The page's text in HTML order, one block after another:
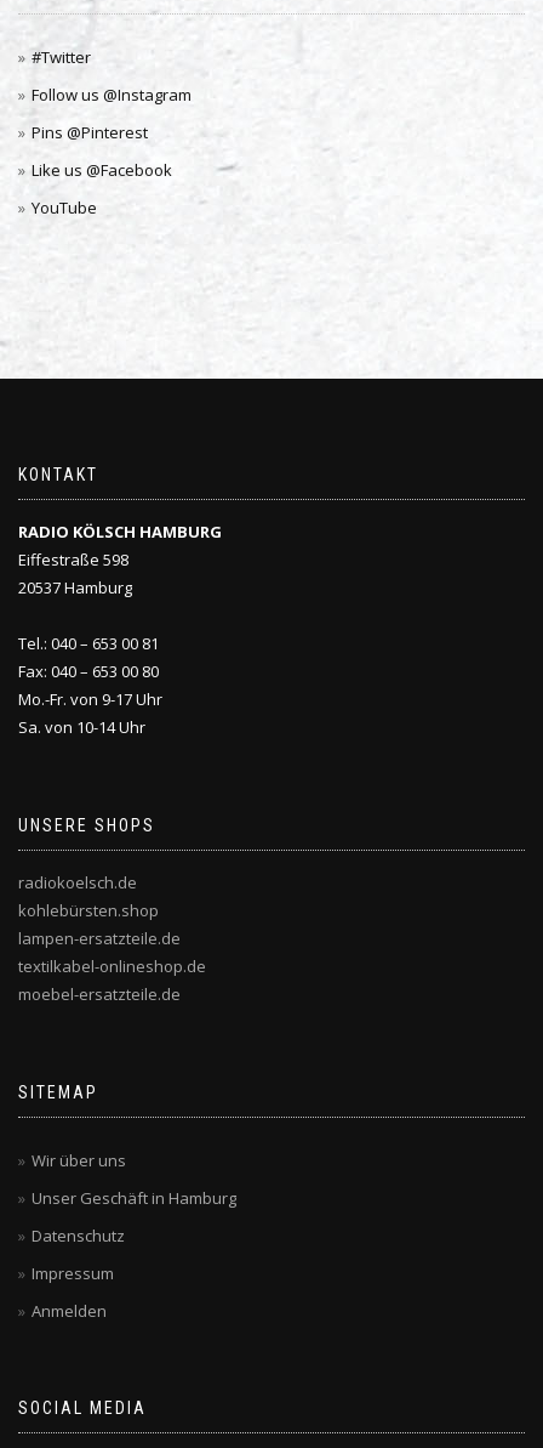
#Twitter
Follow us @Instagram
Pins @Pinterest
Like us @Facebook
YouTube
KONTAKT
RADIO KÖLSCH HAMBURG
Eiffestraße 598
20537 Hamburg
Tel.: 040 – 653 00 81
Fax: 040 – 653 00 80
Mo.-Fr. von 9-17 Uhr
Sa. von 10-14 Uhr
UNSERE SHOPS
radiokoelsch.de
kohlebürsten.shop
lampen-ersatzteile.de
textilkabel-onlineshop.de
moebel-ersatzteile.de
SITEMAP
Wir über uns
Unser Geschäft in Hamburg
Datenschutz
Impressum
Anmelden
SOCIAL MEDIA